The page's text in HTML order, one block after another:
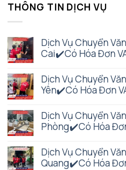
THÔNG TIN DỊCH VỤ
Dịch Vụ Chuyển
Cai✔️Có Hóa Đơn
Dịch Vụ Chuyển
Yên✔️Có Hóa Đơn
Dịch Vụ Chuyển
Phòng✔️Có Hóa
Dịch Vụ Chuyển
Quang✔️Có Hóa